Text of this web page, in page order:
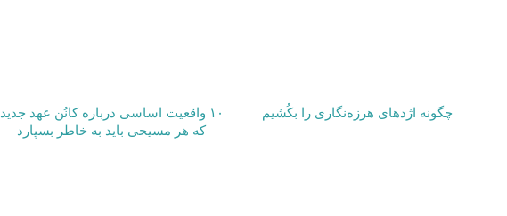
چگونه اژدهای هرزه‌نگاری را بکُشیم
۱۰ واقعیت اساسی درباره کانُن عهد جدید
که هر مسیحی باید به خاطر بسپارد